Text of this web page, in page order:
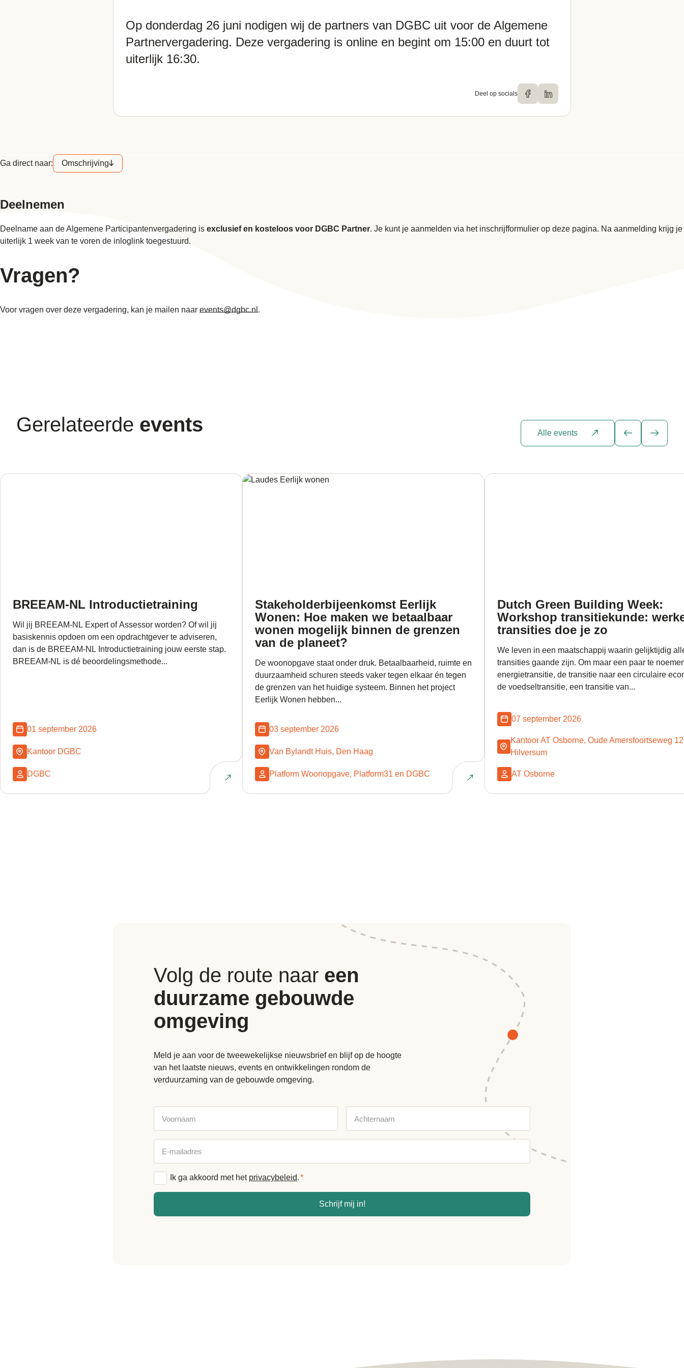
Op donderdag 26 juni nodigen wij de partners van DGBC uit voor de Algemene
Partnervergadering. Deze vergadering is online en begint om 15:00 en duurt tot
uiterlijk 16:30.
Deel op socials
Ga direct naar: Omschrijving
Deelnemen
Deelname aan de Algemene Participantenvergadering is exclusief en kosteloos voor DGBC Partner. Je kunt je aanmelden via het inschrijfformulier op deze pagina. Na aanmelding krijg je
uiterlijk 1 week van te voren de inloglink toegestuurd.
Vragen?
Voor vragen over deze vergadering, kan je mailen naar events@dgbc.nl .
Gerelateerde events Alle events
BREEAM-NL Introductietraining
Wil jij BREEAM-NL Expert of Assessor worden? Of wil jij
basiskennis opdoen om een opdrachtgever te adviseren,
dan is de BREEAM-NL Introductietraining jouw eerste stap.
BREEAM-NL is dé beoordelingsmethode...
01 september 2026
Kantoor DGBC
DGBC Naar event
Stakeholderbijeenkomst Eerlijk
Wonen: Hoe maken we betaalbaar
wonen mogelijk binnen de grenzen
van de planeet?
De woonopgave staat onder druk. Betaalbaarheid, ruimte en
duurzaamheid schuren steeds vaker tegen elkaar én tegen
de grenzen van het huidige systeem. Binnen het project
Eerlijk Wonen hebben...
03 september 2026
Van Bylandt Huis, Den Haag
Platform Woonopgave, Platform31 en DGBCNaar event
Dutch Green Building Week:
Workshop transitiekunde:
transities doe je zo
We leven in een maatschappij waarin gelijktijdig
transities gaande zijn. Om maar een paar te
energietransitie, de transitie naar een circulaire
de voedseltransitie, een transitie van...
07 september 2026
Kantoor AT Osborne, Oude Amersfoortseweg
Hilversum
AT Osborne
Volg de route naar een
duurzame gebouwde
omgeving
Meld je aan voor de tweewekelijkse nieuwsbrief en blijf op de hoogte
van het laatste nieuws, events en ontwikkelingen rondom de
verduurzaming van de gebouwde omgeving.
mailadres
AlgemeneIk ga akkoord met het privacybeleid.*
Schrijf mij in!